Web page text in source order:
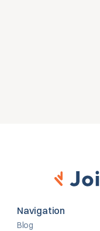
Navigation
Blog